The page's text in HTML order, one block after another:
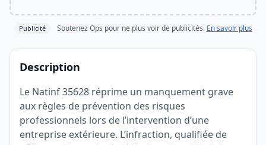
Publicité Soutenez Ops pour ne plus voir de publicités. En savoir plus
Description
Le Natinf 35628 réprime un manquement grave
aux règles de prévention des risques
professionnels lors de l’intervention d’une
entreprise extérieure. L’infraction, qualifiée de